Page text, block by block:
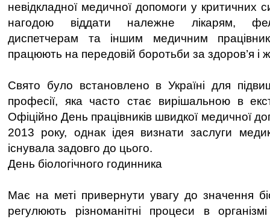
невідкладної медичної допомоги у критичних
нагодою віддати належне лікарям,
диспетчерам та іншим медичним
працюють на передовій боротьби за здоров’я і
Свято було встановлено в Україні для
професії, яка часто стає вирішальною в
Офіційно День працівників швидкої медичної
2013 року, однак ідея визнати заслуги
існувала задовго до цього.
День біологічного годинника
Має на меті привернути увагу до значення
регулюють різноманітні процеси в